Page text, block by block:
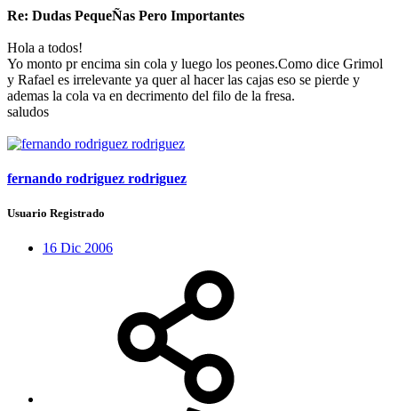
Re: Dudas PequeÑas Pero Importantes
Hola a todos!
Yo monto pr encima sin cola y luego los peones.Como dice Grimol
y Rafael es irrelevante ya quer al hacer las cajas eso se pierde y
ademas la cola va en decrimento del filo de la fresa.
saludos
fernando rodriguez rodriguez
Usuario Registrado
16 Dic 2006